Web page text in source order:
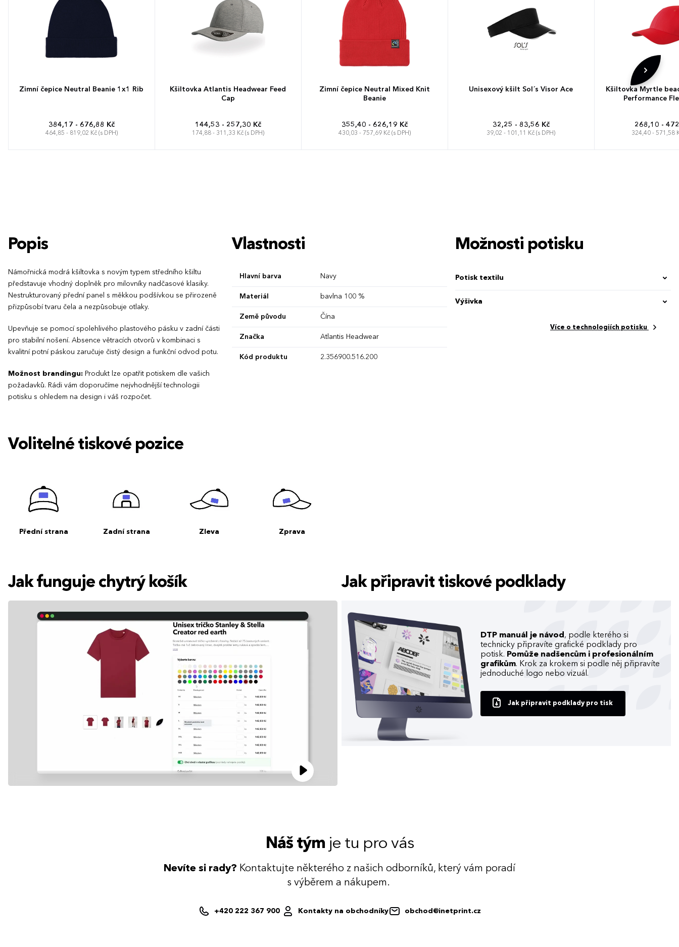
Zimní čepice Neutral Beanie 1x1 Rib
384,17 - 676,88 Kč
464,85 - 819,02 Kč (s DPH)
Kšiltovka Atlantis Headwear Feed
Cap
144,53 - 257,30 Kč
174,88 - 311,33 Kč (s DPH)
Zimní čepice Neutral Mixed Knit
Beanie
355,40 - 626,19 Kč
430,03 - 757,69 Kč (s DPH)
Unisexový kšilt Sol´s Visor Ace
32,25 - 83,56 Kč
39,02 - 101,11 Kč (s DPH)
Kšiltovka Myrtle
Performance
268,10 -
324,40 - 571,58
Popis
Námořnická modrá kšiltovka s novým typem středního kšiltu
představuje vhodný doplněk pro milovníky nadčasové klasiky.
Nestrukturovaný přední panel s měkkou podšívkou se přirozeně
přizpůsobí tvaru čela a nezpůsobuje otlaky.
Upevňuje se pomocí spolehlivého plastového pásku v zadní části
pro stabilní nošení. Absence větracích otvorů v kombinaci s
kvalitní potní páskou zaručuje čistý design a funkční odvod potu.
Možnost brandingu: Produkt lze opatřit potiskem dle vašich
požadavků. Rádi vám doporučíme nejvhodnější technologii
potisku s ohledem na design i váš rozpočet.
Vlastnosti
Hlavní barva Navy
Materiál bavlna 100 %
Země původu Čína
Značka Atlantis Headwear
Kód produktu 2.356900.516.200
Možnosti potisku
Potisk textilu
Výšivka
Více o technologiích potisku
Volitelné tiskové pozice
Přední strana Zadní strana Zleva Zprava
Jak funguje chytrý košík Jak připravit tiskové podklady
DTP manuál je návod , podle kterého si
technicky připravíte grafické podklady pro
potisk. Pomůže nadšencům i profesionálním
grafikům. Krok za krokem si podle něj připravíte
jednoduché logo nebo vizuál.
Jak připravit podklady pro tisk
Náš tým je tu pro vás
Nevíte si rady? Kontaktujte některého z našich odborníků, který vám poradí
s výběrem a nákupem.
+420 222 367 900 Kontakty na obchodníky obchod@inetprint.cz